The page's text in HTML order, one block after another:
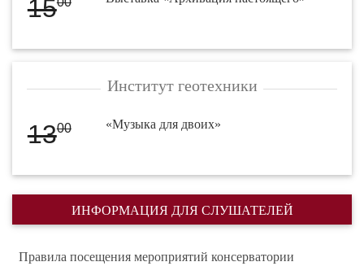
15
Институт геотехники
1300 «Музыка для двоих»
ИНФОРМАЦИЯ ДЛЯ СЛУШАТЕЛЕЙ
Правила посещения мероприятий консерватории